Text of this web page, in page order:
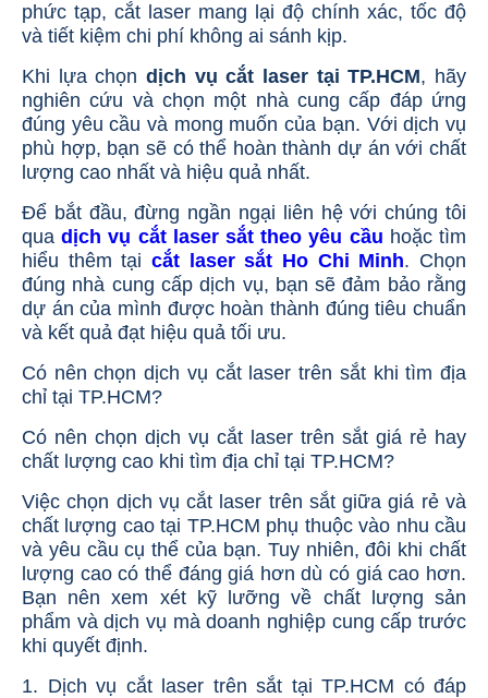
phức tạp, cắt laser mang lại độ chính xác, tốc độ
và tiết kiệm chi phí không ai sánh kịp.
Khi lựa chọn dịch vụ cắt laser tại TP.HCM, hãy
nghiên cứu và chọn một nhà cung cấp đáp ứng
đúng yêu cầu và mong muốn của bạn. Với dịch vụ
phù hợp, bạn sẽ có thể hoàn thành dự án với chất
lượng cao nhất và hiệu quả nhất.
Để bắt đầu, đừng ngần ngại liên hệ với chúng tôi
quadịch vụ cắt laser sắt theo yêu cầu hoặc tìm
hiểu thêm tại cắt laser sắt Ho Chi Minh. Chọn
đúng nhà cung cấp dịch vụ, bạn sẽ đảm bảo rằng
dự án của mình được hoàn thành đúng tiêu chuẩn
và kết quả đạt hiệu quả tối ưu.
Có nên chọn dịch vụ cắt laser trên sắt khi tìm địa
chỉ tại TP.HCM?
Có nên chọn dịch vụ cắt laser trên sắt giá rẻ hay
chất lượng cao khi tìm địa chỉ tại TP.HCM?
Việc chọn dịch vụ cắt laser trên sắt giữa giá rẻ và
chất lượng cao tại TP.HCM phụ thuộc vào nhu cầu
và yêu cầu cụ thể của bạn. Tuy nhiên, đôi khi chất
lượng cao có thể đáng giá hơn dù có giá cao hơn.
Bạn nên xem xét kỹ lưỡng về chất lượng sản
phẩm và dịch vụ mà doanh nghiệp cung cấp trước
khi quyết định.
1. Dịch vụ cắt laser trên sắt tại TP.HCM có đáp